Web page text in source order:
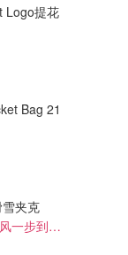
Logo提花
Bag 21
夹克
滑雪级防护，保暖防风一步到位！仅剩s！